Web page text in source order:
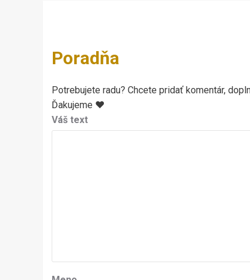
Poradňa
Potrebujete radu? Chcete pridať komentár,
Ďakujeme ♥
Váš text